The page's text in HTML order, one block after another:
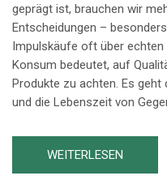
geprägt ist, brauchen wir
Entscheidungen –
Impulskäufe oft über
Konsum bedeutet, auf
Produkte zu achten. Es
und die Lebenszeit von
WEITERLESEN